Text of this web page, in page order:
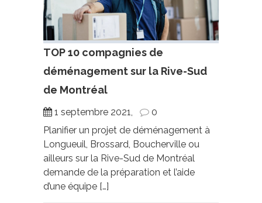
TOP 10 compagnies de
déménagement sur la Rive-Sud
de Montréal
1 septembre 2021,
0
Planifier un projet de déménagement à
Longueuil, Brossard, Boucherville ou
ailleurs sur la Rive-Sud de Montréal
demande de la préparation et l’aide
d’une équipe […]